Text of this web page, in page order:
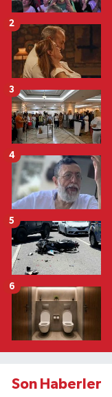
2
3
4
5
6
Son Haberler